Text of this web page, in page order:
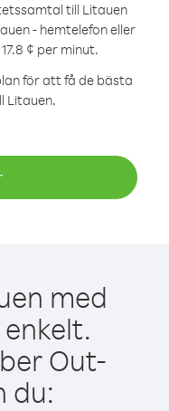
till Litauen
- hemtelefon eller
¢ per minut.
för att få de bästa
Litauen.
med
Out-
du: